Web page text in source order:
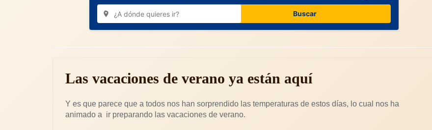
Buscar
Las vacaciones de verano ya están aquí
Y es que parece que a todos nos han sorprendido las temperaturas de estos días, lo cual nos ha
animado a ir preparando las vacaciones de verano.